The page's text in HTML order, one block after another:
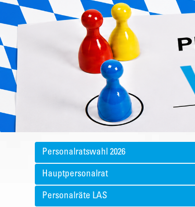
Personalratswahl 2026
Hauptpersonalrat
Personalräte LAS